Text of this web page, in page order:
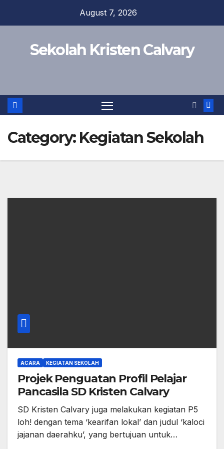
August 7, 2026
Sekolah Kristen Calvary
Category: Kegiatan Sekolah
ACARA KEGIATAN SEKOLAH
Projek Penguatan Profil Pelajar
Pancasila SD Kristen Calvary
SD Kristen Calvary juga melakukan kegiatan P5
loh! dengan tema ‘kearifan lokal’ dan judul ‘kaloci
jajanan daerahku’, yang bertujuan untuk…